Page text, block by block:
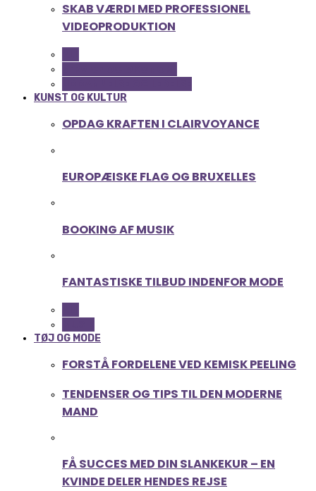
SKAB VÆRDI MED PROFESSIONEL
VIDEOPRODUKTION
KUNST OG KULTUR
OPDAG KRAFTEN I CLAIRVOYANCE
EUROPÆISKE FLAG OG BRUXELLES
BOOKING AF MUSIK
FANTASTISKE TILBUD INDENFOR MODE
TØJ OG MODE
FORSTÅ FORDELENE VED KEMISK PEELING
TENDENSER OG TIPS TIL DEN MODERNE
MAND
FÅ SUCCES MED DIN SLANKEKUR – EN
KVINDE DELER HENDES REJSE